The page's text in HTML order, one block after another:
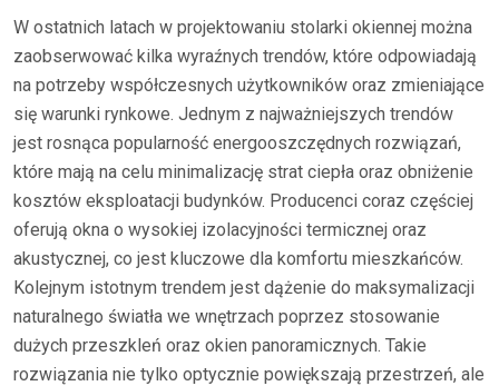
W ostatnich latach w projektowaniu stolarki okiennej można
zaobserwować kilka wyraźnych trendów, które odpowiadają
na potrzeby współczesnych użytkowników oraz zmieniające
się warunki rynkowe. Jednym z najważniejszych trendów
jest rosnąca popularność energooszczędnych rozwiązań,
które mają na celu minimalizację strat ciepła oraz obniżenie
kosztów eksploatacji budynków. Producenci coraz częściej
oferują okna o wysokiej izolacyjności termicznej oraz
akustycznej, co jest kluczowe dla komfortu mieszkańców.
Kolejnym istotnym trendem jest dążenie do maksymalizacji
naturalnego światła we wnętrzach poprzez stosowanie
dużych przeszkleń oraz okien panoramicznych. Takie
rozwiązania nie tylko optycznie powiększają przestrzeń, ale